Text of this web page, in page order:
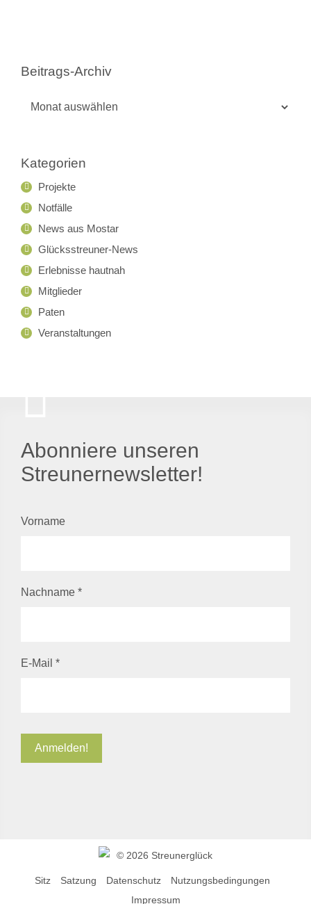
Beitrags-Archiv
Kategorien
Projekte
Notfälle
News aus Mostar
Glücksstreuner-News
Erlebnisse hautnah
Mitglieder
Paten
Veranstaltungen
Abonniere unseren
Streunernewsletter!
Vorname
Nachname *
E-Mail *
© 2026 Streunerglück
Sitz Satzung Datenschutz
Nutzungsbedingungen
Impressum